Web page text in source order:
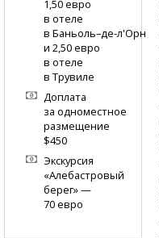
1,50 евро
в отеле
в Баньоль–де-л'Орн
и 2,50 евро
в отеле
в Трувиле
Доплата
за одноместное
размещение
$450
Экскурсия
«Алебастровый
берег» —
70 евро